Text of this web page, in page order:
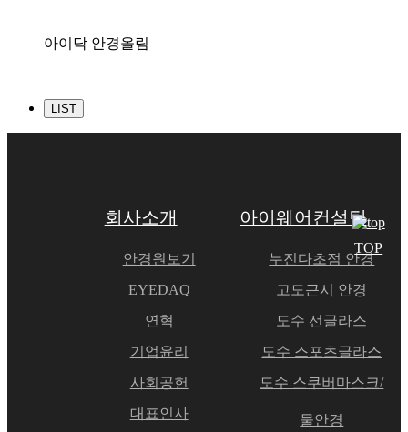
아이닥 안경올림
LIST
회사소개
안경원보기
EYEDAQ
연혁
기업윤리
사회공헌
대표인사
아이웨어컨설팅
누진다초점 안경
고도근시 안경
도수 선글라스
도수 스포츠글라스
도수 스쿠버마스크/
TOP